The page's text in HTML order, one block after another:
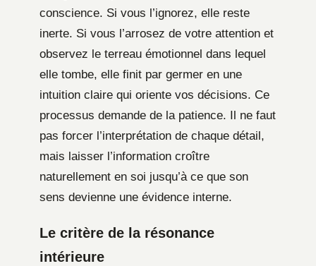
conscience. Si vous l’ignorez, elle reste
inerte. Si vous l’arrosez de votre attention et
observez le terreau émotionnel dans lequel
elle tombe, elle finit par germer en une
intuition claire qui oriente vos décisions. Ce
processus demande de la patience. Il ne faut
pas forcer l’interprétation de chaque détail,
mais laisser l’information croître
naturellement en soi jusqu’à ce que son
sens devienne une évidence interne.
Le critère de la résonance
intérieure